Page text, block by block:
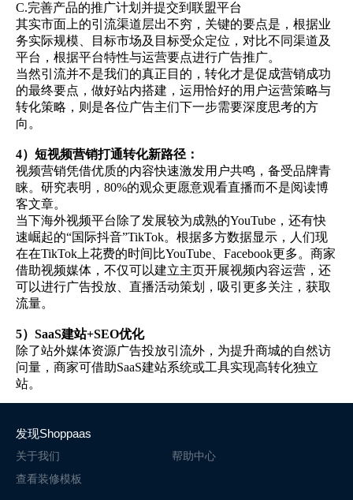
C.完善产品的推广计划并提交到联盟平台
其实市面上的引流渠道层出不穷，关键的要点是，根据业
务实际规模、目标市场及目标受众定位，对比不同渠道及
平台，根据平台特性与运营要点进行广告推广。
当然引流并不是我们的真正目的，转化才是促成营销成功
的最终要点，做好站内搭建，运用恰好的用户运营策略与
转化策略，则是各位广告主们下一步需要深度思考的方
向。
4）短视频营销打通转化新路径：
视频营销凭借优质的内容快速激发用户共鸣，备受品牌青
睐。研究表明，80%的观众更愿意观看直播而不是阅读博
客文章。
当下海外视频平台除了发展较为成熟的YouTube，还有快
速崛起的“国际抖音”TikTok。根据多方数据显示，人们现
在在TikTok上花费的时间比YouTube、Facebook更多。商家
借助视频媒体，不仅可以建立主页开展视频内容运营，还
可以进行广告投放、直播活动策划，吸引更多关注，获取
流量。
5）SaaS建站+SEO优化
除了站外媒体资源广告投放引流外，为提升商城的自然访
问量，商家可借助SaaS建站系统或工具实现高转化独立
站。
发现Shoppaas
关于我们
帮助中心
查看装修模板